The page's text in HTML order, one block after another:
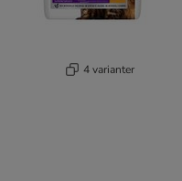
4 varianter